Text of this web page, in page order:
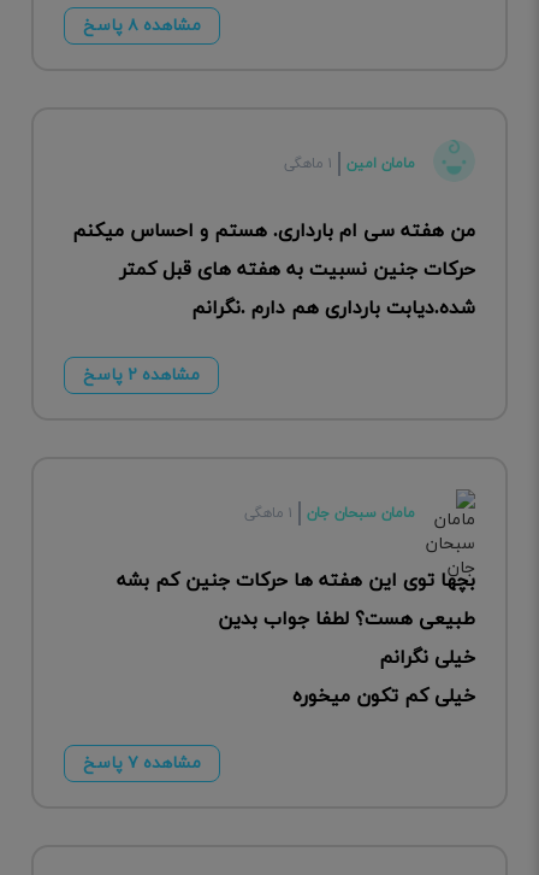
مشاهده ۸ پاسخ
مامان امین ۱ ماهگی
من هفته سی ام بارداری. هستم و احساس میکنم
حرکات جنین نسبیت به هفته های قبل کمتر
شده.دیابت بارداری هم دارم .نگرانم
مشاهده ۲ پاسخ
مامان سبحان جان ۱ ماهگی
بچها توی این هفته ها حرکات جنین کم بشه
طبیعی هست؟ لطفا جواب بدین
خیلی نگرانم
خیلی کم تکون میخوره
مشاهده ۷ پاسخ